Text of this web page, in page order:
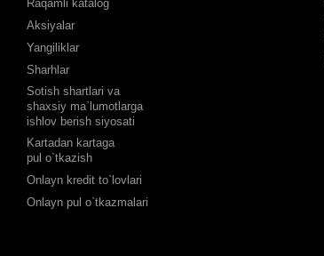
Raqamli katalog
Aksiyalar
Yangiliklar
Sharhlar
Sotish shartlari va
shaxsiy ma`lumotlarga
ishlov berish siyosati
Kartadan kartaga
pul o`tkazish
Onlayn kredit to`lovlari
Onlayn pul o`tkazmalari